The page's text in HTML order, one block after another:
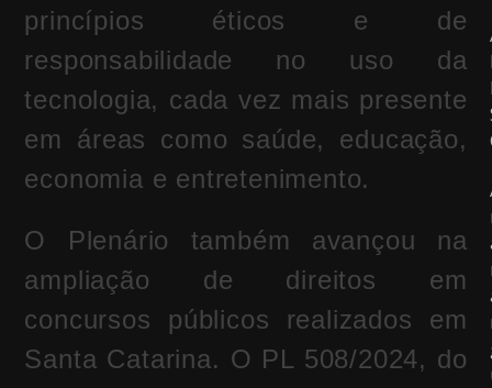
princípios éticos e de
responsabilidade no uso da
tecnologia, cada vez mais presente
em áreas como saúde, educação,
economia e entretenimento.
O Plenário também avançou na
ampliação de direitos em
concursos públicos realizados em
Santa Catarina. O PL 508/2024, do